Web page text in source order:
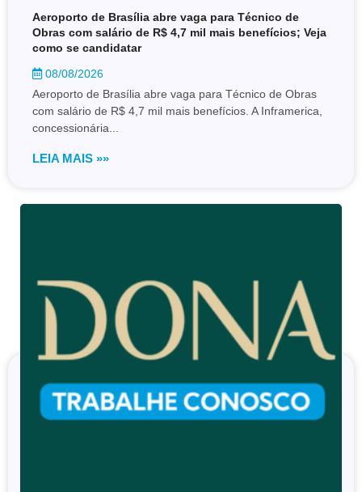
Aeroporto de Brasília abre vaga para Técnico de
Obras com salário de R$ 4,7 mil mais benefícios; Veja
como se candidatar
08/08/2026
Aeroporto de Brasília abre vaga para Técnico de Obras
com salário de R$ 4,7 mil mais benefícios. A Inframerica,
concessionária...
LEIA MAIS »»